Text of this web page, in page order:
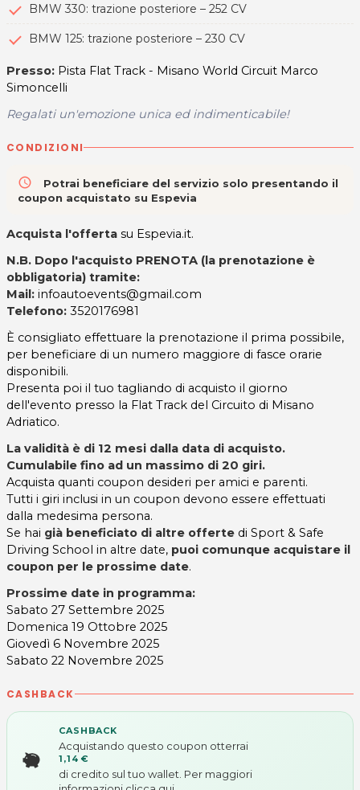
BMW 330: trazione posteriore – 252 CV
BMW 125: trazione posteriore – 230 CV
Presso: Pista Flat Track - Misano World Circuit Marco
Simoncelli
Regalati un'emozione unica ed indimenticabile!
CONDIZIONI
access_time
Potrai beneficiare del servizio solo presentando il
coupon acquistato su Espevia
Acquista l'offerta su Espevia.it.
N.B. Dopo l'acquisto PRENOTA (la prenotazione è
obbligatoria) tramite:
Mail: infoautoevents@gmail.com
Telefono: 3520176981
È consigliato effettuare la prenotazione il prima possibile,
per beneficiare di un numero maggiore di fasce orarie
disponibili.
Presenta poi il tuo tagliando di acquisto il giorno
dell'evento presso la Flat Track del Circuito di Misano
Adriatico.
La validità è di 12 mesi dalla data di acquisto.
Cumulabile fino ad un massimo di 20 giri.
Acquista quanti coupon desideri per amici e parenti.
Tutti i giri inclusi in un coupon devono essere effettuati
dalla medesima persona.
Se hai già beneficiato di altre offerte di Sport & Safe
Driving School in altre date, puoi comunque acquistare il
coupon per le prossime date.
Prossime date in programma:
Sabato 27 Settembre 2025
Domenica 19 Ottobre 2025
Giovedì 6 Novembre 2025
Sabato 22 Novembre 2025
CASHBACK
CASHBACK
Acquistando questo coupon otterrai
1,14 €
di credito sul tuo wallet. Per maggiori